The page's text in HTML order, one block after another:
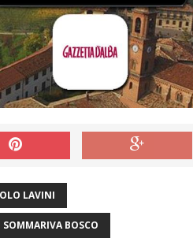
LAVINI
BOSCO